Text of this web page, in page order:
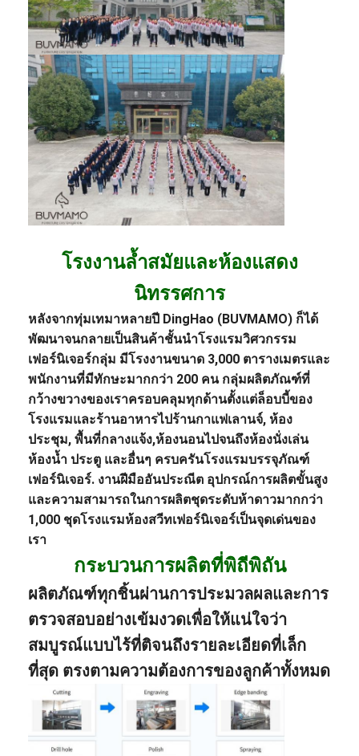
โรงงานล้ำสมัยและห้องแสดง
นิทรรศการ
หลังจากทุ่มเทมาหลายปี DingHao (BUVMAMO) ก็ได้
พัฒนาจนกลายเป็นสินค้าชั้นนำโรงแรมวิศวกรรม
เฟอร์นิเจอร์กลุ่ม มีโรงงานขนาด 3,000 ตารางเมตรและ
พนักงานที่มีทักษะมากกว่า 200 คน กลุ่มผลิตภัณฑ์ที่
กว้างขวางของเราครอบคลุมทุกด้านตั้งแต่ล็อบบี้ของ
โรงแรมและร้านอาหารไปร้านกาแฟเลานจ์, ห้อง
ประชุม, พื้นที่กลางแจ้ง,ห้องนอนไปจนถึงห้องนั่งเล่น
ห้องน้ำ ประตู และอื่นๆ ครบครันโรงแรมบรรจุภัณฑ์
เฟอร์นิเจอร์. งานฝีมืออันประณีต อุปกรณ์การผลิตขั้นสูง
และความสามารถในการผลิตชุดระดับห้าดาวมากกว่า
1,000 ชุดโรงแรมห้องสวีทเฟอร์นิเจอร์เป็นจุดเด่นของ
เรา
กระบวนการผลิตที่พิถีพิถัน
ผลิตภัณฑ์ทุกชิ้นผ่านการประมวลผลและการ
ตรวจสอบอย่างเข้มงวดเพื่อให้แน่ใจว่า
สมบูรณ์แบบไร้ที่ติจนถึงรายละเอียดที่เล็ก
ที่สุด ตรงตามความต้องการของลูกค้าทั้งหมด